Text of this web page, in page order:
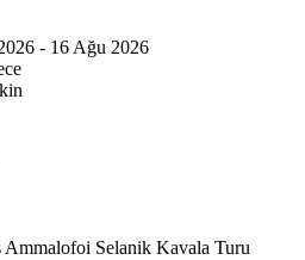
- 16 Ağu 2026
Selanik Kavala Turu